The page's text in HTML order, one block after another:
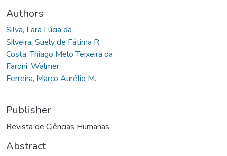
Authors
Silva, Lara Lúcia da
Silveira, Suely de Fátima R.
Costa, Thiago Melo Teixeira da
Faroni, Walmer
Ferreira, Marco Aurélio M.
Publisher
Revista de Ciências Humanas
Abstract